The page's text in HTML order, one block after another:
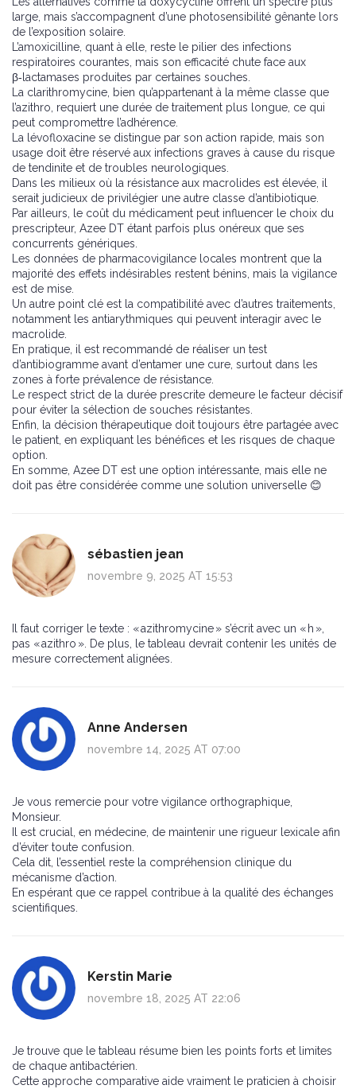
large, mais s’accompagnent d’une photosensibilité gênante lors
de l’exposition solaire.
L’amoxicilline, quant à elle, reste le pilier des infections
respiratoires courantes, mais son efficacité chute face aux
β‑lactamases produites par certaines souches.
La clarithromycine, bien qu’appartenant à la même classe que
l’azithro, requiert une durée de traitement plus longue, ce qui
peut compromettre l’adhérence.
La lévofloxacine se distingue par son action rapide, mais son
usage doit être réservé aux infections graves à cause du risque
de tendinite et de troubles neurologiques.
Dans les milieux où la résistance aux macrolides est élevée, il
serait judicieux de privilégier une autre classe d’antibiotique.
Par ailleurs, le coût du médicament peut influencer le choix du
prescripteur, Azee DT étant parfois plus onéreux que ses
concurrents génériques.
Les données de pharmacovigilance locales montrent que la
majorité des effets indésirables restent bénins, mais la vigilance
est de mise.
Un autre point clé est la compatibilité avec d’autres traitements,
notamment les antiarythmiques qui peuvent interagir avec le
macrolide.
En pratique, il est recommandé de réaliser un test
d’antibiogramme avant d’entamer une cure, surtout dans les
zones à forte prévalence de résistance.
Le respect strict de la durée prescrite demeure le facteur décisif
pour éviter la sélection de souches résistantes.
Enfin, la décision thérapeutique doit toujours être partagée avec
le patient, en expliquant les bénéfices et les risques de chaque
option.
En somme, Azee DT est une option intéressante, mais elle ne
doit pas être considérée comme une solution universelle 😊
sébastien jean
novembre 9, 2025 AT 15:53
Il faut corriger le texte : « azithromycine » s’écrit avec un « h »,
pas « azithro ». De plus, le tableau devrait contenir les unités de
mesure correctement alignées.
Anne Andersen
novembre 14, 2025 AT 07:00
Je vous remercie pour votre vigilance orthographique,
Monsieur.
Il est crucial, en médecine, de maintenir une rigueur lexicale afin
d’éviter toute confusion.
Cela dit, l’essentiel reste la compréhension clinique du
mécanisme d’action.
En espérant que ce rappel contribue à la qualité des échanges
scientifiques.
Kerstin Marie
novembre 18, 2025 AT 22:06
Je trouve que le tableau résume bien les points forts et limites
de chaque antibactérien.
Cette approche comparative aide vraiment le praticien à choisir